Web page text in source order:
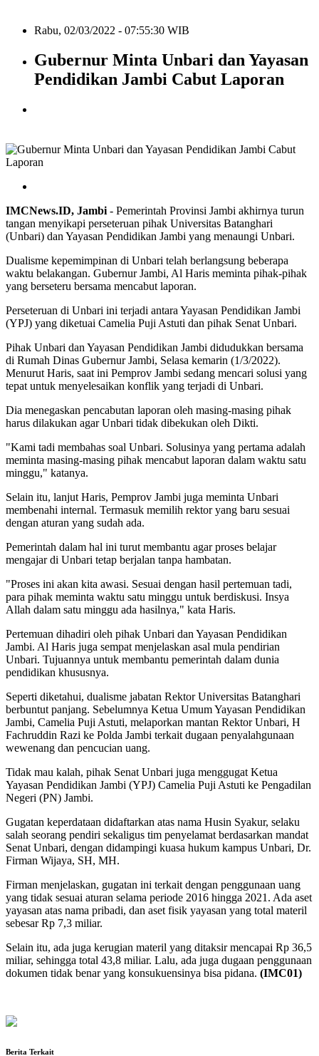
Rabu, 02/03/2022 - 07:55:30 WIB
Gubernur Minta Unbari dan Yayasan
Pendidikan Jambi Cabut Laporan
IMCNews.ID, Jambi - Pemerintah Provinsi Jambi akhirnya turun
tangan menyikapi perseteruan pihak Universitas Batanghari
(Unbari) dan Yayasan Pendidikan Jambi yang menaungi Unbari.
Dualisme kepemimpinan di Unbari telah berlangsung beberapa
waktu belakangan. Gubernur Jambi, Al Haris meminta pihak-pihak
yang berseteru bersama mencabut laporan.
Perseteruan di Unbari ini terjadi antara Yayasan Pendidikan Jambi
(YPJ) yang diketuai Camelia Puji Astuti dan pihak Senat Unbari.
Pihak Unbari dan Yayasan Pendidikan Jambi didudukkan bersama
di Rumah Dinas Gubernur Jambi, Selasa kemarin (1/3/2022).
Menurut Haris, saat ini Pemprov Jambi sedang mencari solusi yang
tepat untuk menyelesaikan konflik yang terjadi di Unbari.
Dia menegaskan pencabutan laporan oleh masing-masing pihak
harus dilakukan agar Unbari tidak dibekukan oleh Dikti.
"Kami tadi membahas soal Unbari. Solusinya yang pertama adalah
meminta masing-masing pihak mencabut laporan dalam waktu satu
minggu," katanya.
Selain itu, lanjut Haris, Pemprov Jambi juga meminta Unbari
membenahi internal. Termasuk memilih rektor yang baru sesuai
dengan aturan yang sudah ada.
Pemerintah dalam hal ini turut membantu agar proses belajar
mengajar di Unbari tetap berjalan tanpa hambatan.
"Proses ini akan kita awasi. Sesuai dengan hasil pertemuan tadi,
para pihak meminta waktu satu minggu untuk berdiskusi. Insya
Allah dalam satu minggu ada hasilnya," kata Haris.
Pertemuan dihadiri oleh pihak Unbari dan Yayasan Pendidikan
Jambi. Al Haris juga sempat menjelaskan asal mula pendirian
Unbari. Tujuannya untuk membantu pemerintah dalam dunia
pendidikan khususnya.
Seperti diketahui, dualisme jabatan Rektor Universitas Batanghari
berbuntut panjang. Sebelumnya Ketua Umum Yayasan Pendidikan
Jambi, Camelia Puji Astuti, melaporkan mantan Rektor Unbari, H
Fachruddin Razi ke Polda Jambi terkait dugaan penyalahgunaan
wewenang dan pencucian uang.
Tidak mau kalah, pihak Senat Unbari juga menggugat Ketua
Yayasan Pendidikan Jambi (YPJ) Camelia Puji Astuti ke Pengadilan
Negeri (PN) Jambi.
Gugatan keperdataan didaftarkan atas nama Husin Syakur, selaku
salah seorang pendiri sekaligus tim penyelamat berdasarkan mandat
Senat Unbari, dengan didampingi kuasa hukum kampus Unbari, Dr.
Firman Wijaya, SH, MH.
Firman menjelaskan, gugatan ini terkait dengan penggunaan uang
yang tidak sesuai aturan selama periode 2016 hingga 2021. Ada aset
yayasan atas nama pribadi, dan aset fisik yayasan yang total materil
sebesar Rp 7,3 miliar.
Selain itu, ada juga kerugian materil yang ditaksir mencapai Rp 36,5
miliar, sehingga total 43,8 miliar. Lalu, ada juga dugaan penggunaan
dokumen tidak benar yang konsukuensinya bisa pidana. (IMC01)
Berita Terkait